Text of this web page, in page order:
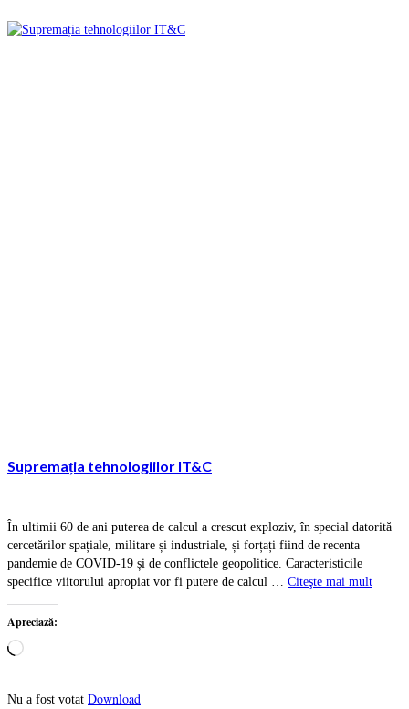
Supremația tehnologiilor IT&C
În ultimii 60 de ani puterea de calcul a crescut exploziv, în special datorită
cercetărilor spațiale, militare și industriale, și forțați fiind de recenta
pandemie de COVID-19 și de conflictele geopolitice. Caracteristicile
specifice viitorului apropiat vor fi putere de calcul … Citeşte mai mult
Apreciază:
Încarc...
Nu a fost votat Download